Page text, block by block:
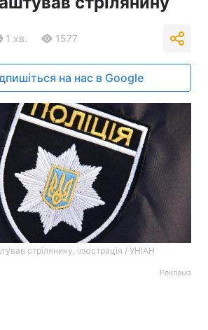
1 хв. 1577
на нас в Google
стрілянину, ілюстрація / УНІАН
Реклама